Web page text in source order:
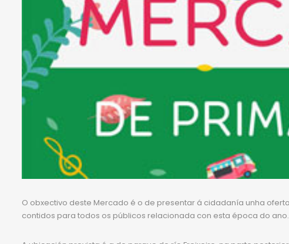
O obxectivo deste Mercado é o de presentar á cidadanía unha
contidos para todos os públicos relacionada con esta época do ano.